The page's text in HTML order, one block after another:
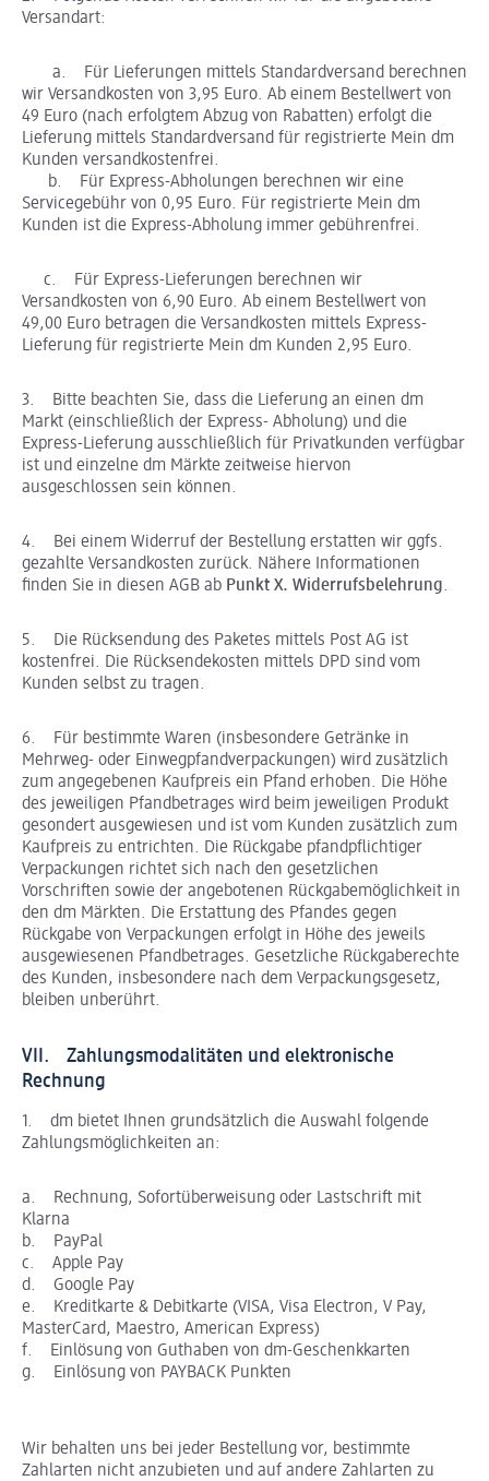
Versandart:
a. Für Lieferungen mittels Standardversand berechnen
wir Versandkosten von 3,95 Euro. Ab einem Bestellwert von
49 Euro (nach erfolgtem Abzug von Rabatten) erfolgt die
Lieferung mittels Standardversand für registrierte Mein dm
Kunden versandkostenfrei.
b. Für Express-Abholungen berechnen wir eine
Servicegebühr von 0,95 Euro. Für registrierte Mein dm
Kunden ist die Express-Abholung immer gebührenfrei.
c. Für Express-Lieferungen berechnen wir
Versandkosten von 6,90 Euro. Ab einem Bestellwert von
49,00 Euro betragen die Versandkosten mittels Express-
Lieferung für registrierte Mein dm Kunden 2,95 Euro.
3. Bitte beachten Sie, dass die Lieferung an einen dm
Markt (einschließlich der Express- Abholung) und die
Express-Lieferung ausschließlich für Privatkunden verfügbar
ist und einzelne dm Märkte zeitweise hiervon
ausgeschlossen sein können.
4. Bei einem Widerruf der Bestellung erstatten wir ggfs.
gezahlte Versandkosten zurück. Nähere Informationen
finden Sie in diesen AGB ab Punkt X. Widerrufsbelehrung.
5. Die Rücksendung des Paketes mittels Post AG ist
kostenfrei. Die Rücksendekosten mittels DPD sind vom
Kunden selbst zu tragen.
6. Für bestimmte Waren (insbesondere Getränke in
Mehrweg- oder Einwegpfandverpackungen) wird zusätzlich
zum angegebenen Kaufpreis ein Pfand erhoben. Die Höhe
des jeweiligen Pfandbetrages wird beim jeweiligen Produkt
gesondert ausgewiesen und ist vom Kunden zusätzlich zum
Kaufpreis zu entrichten. Die Rückgabe pfandpflichtiger
Verpackungen richtet sich nach den gesetzlichen
Vorschriften sowie der angebotenen Rückgabemöglichkeit in
den dm Märkten. Die Erstattung des Pfandes gegen
Rückgabe von Verpackungen erfolgt in Höhe des jeweils
ausgewiesenen Pfandbetrages. Gesetzliche Rückgaberechte
des Kunden, insbesondere nach dem Verpackungsgesetz,
bleiben unberührt.
VII. Zahlungsmodalitäten und elektronische
Rechnung
1. dm bietet Ihnen grundsätzlich die Auswahl folgende
Zahlungsmöglichkeiten an:
a. Rechnung, Sofortüberweisung oder Lastschrift mit
Klarna
b. PayPal
c. Apple Pay
d. Google Pay
e. Kreditkarte & Debitkarte (VISA, Visa Electron, V Pay,
MasterCard, Maestro, American Express)
f. Einlösung von Guthaben von dm-Geschenkkarten
g. Einlösung von PAYBACK Punkten
Wir behalten uns bei jeder Bestellung vor, bestimmte
Zahlarten nicht anzubieten und auf andere Zahlarten zu